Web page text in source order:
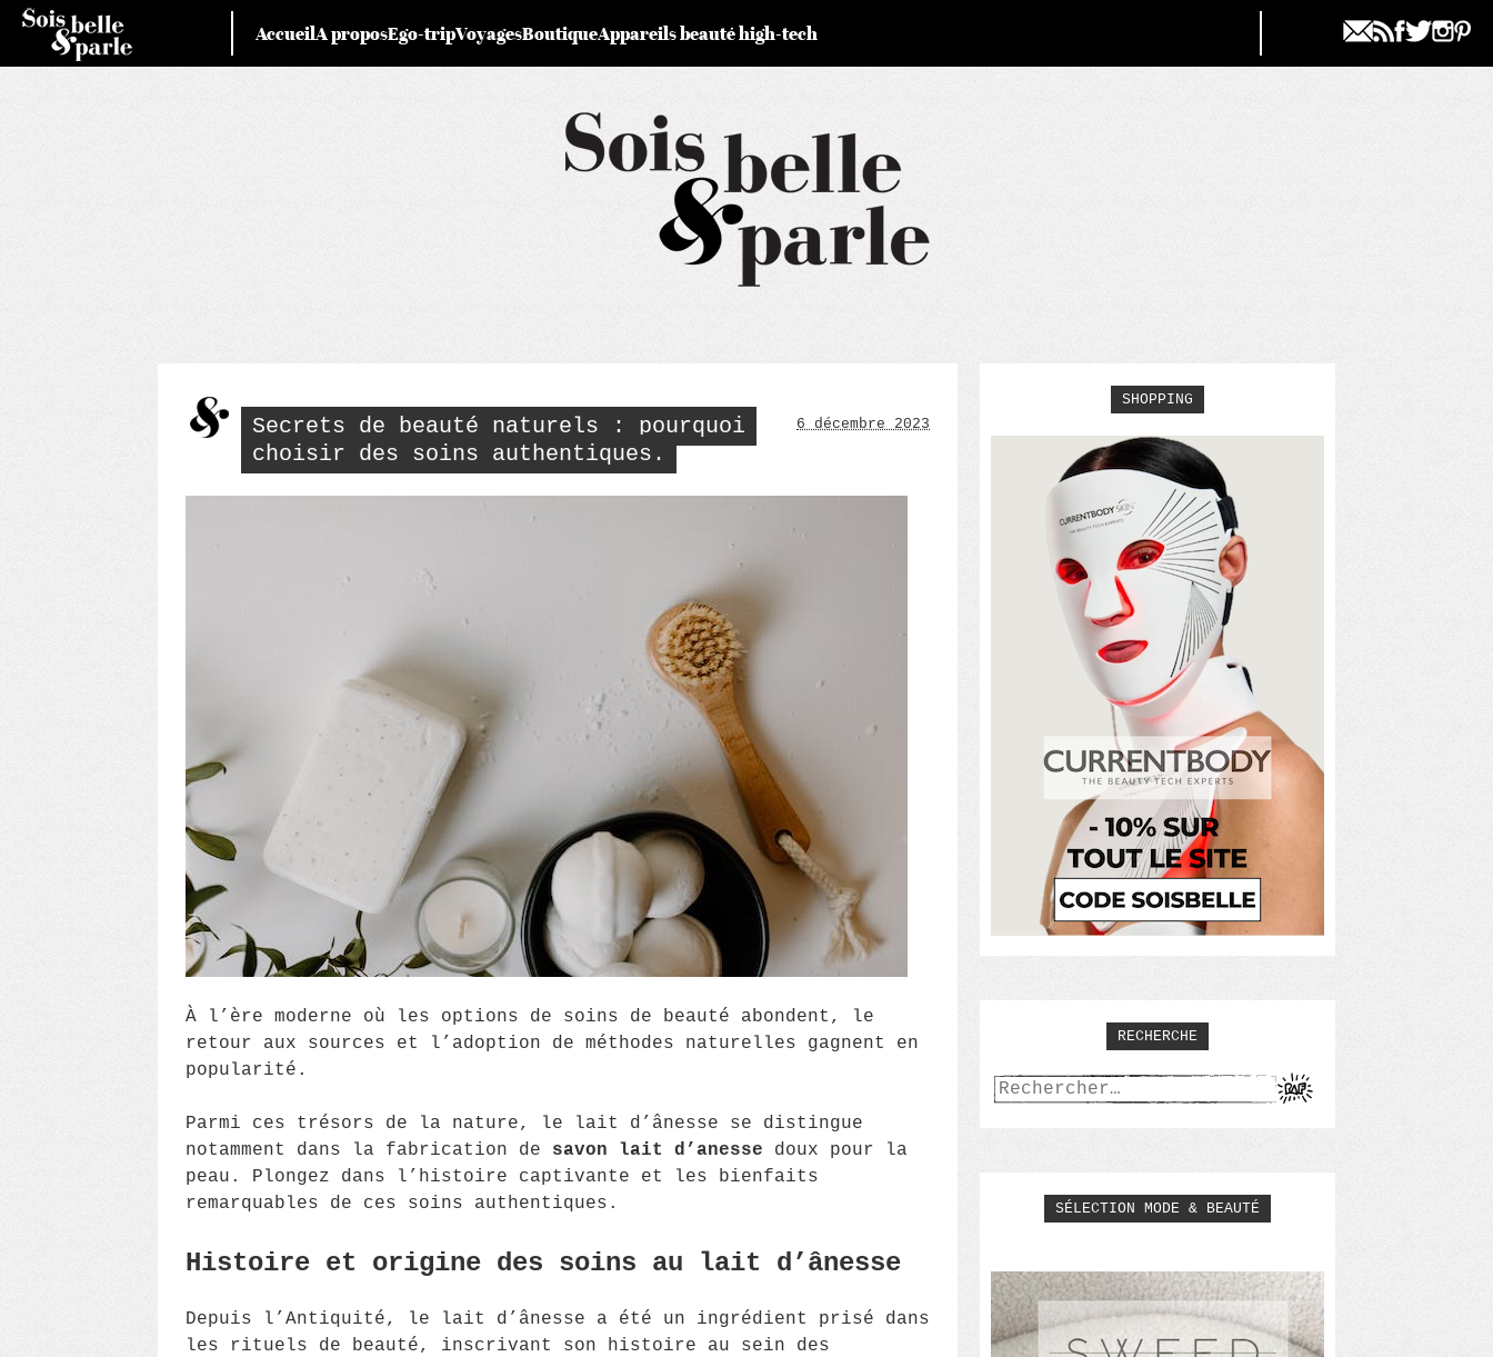
Skip
content
AccueilA proposEgo-tripVoyagesBoutiqueAppareils beauté high-tech
Secrets de beauté naturels : pourquoi
choisir des soins authentiques.
6 décembre 2023
À l’ère moderne où les options de soins de beauté abondent, le
retour aux sources et l’adoption de méthodes naturelles gagnent en
popularité.
Parmi ces trésors de la nature, le lait d’ânesse se distingue
notamment dans la fabrication de savon lait d’anesse doux pour la
peau. Plongez dans l’histoire captivante et les bienfaits
remarquables de ces soins authentiques.
Histoire et origine des soins au lait d’ânesse
Depuis l’Antiquité, le lait d’ânesse a été un ingrédient prisé dans
les rituels de beauté, inscrivant son histoire au sein des
SHOPPING
RECHERCHE
Rechercher :
SÉLECTION MODE & BEAUTÉ